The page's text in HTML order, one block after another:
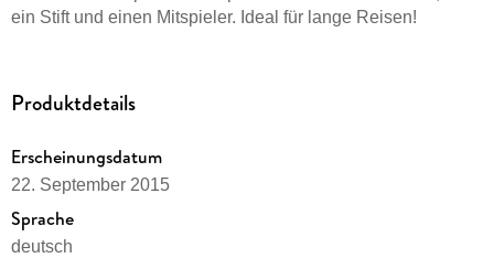
ein Stift und einen Mitspieler. Ideal für lange Reisen!
Produktdetails
Erscheinungsdatum
22. September 2015
Sprache
deutsch